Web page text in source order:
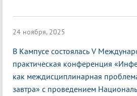
24 ноября, 2025
В Кампусе состоялась V
практическая конференция
как междисциплинарная
завтра» с проведением